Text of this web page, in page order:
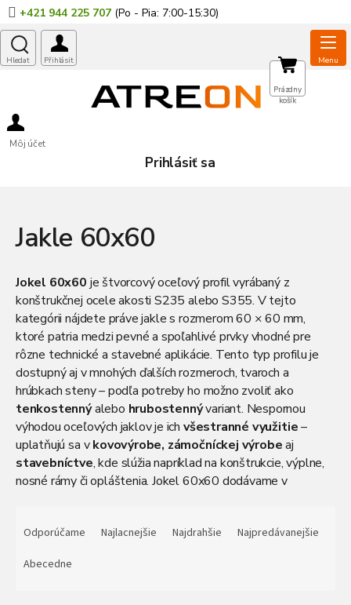
Prejsť
na
obsah
+421 944 225 707
Môj účet
Prihlásiť sa
NÁKUPNÝ
KOŠÍK
Prázdny
košík
Jakle 60x60
Jokel 60x60 je štvorcový oceľový profil vyrábaný z
konštrukčnej ocele akosti S235 alebo S355. V tejto
kategórii nájdete práve jakle s rozmerom 60 × 60 mm,
ktoré patria medzi pevné a spoľahlivé prvky vhodné pre
rôzne technické a stavebné aplikácie. Tento typ profilu je
dostupný aj v mnohých ďalších rozmeroch, tvaroch a
hrúbkach steny – podľa potreby ho možno zvoliť ako
tenkostennýalebo hrubostennývariant. Nespornou
výhodou oceľových jaklov je ich všestranné využitie–
uplatňujú sa vkovovýrobe, zámočníckej výrobeaj
stavebníctve, kde slúžia napríklad na konštrukcie, výplne,
nosné rámy či opláštenia. Jokel 60x60 dodávame v
Tento profil je ideálny pre projekty, kde sa vyžaduje
Odporúčame Najlacnejšie Najdrahšie
Najpredávanejšie
Abecedne